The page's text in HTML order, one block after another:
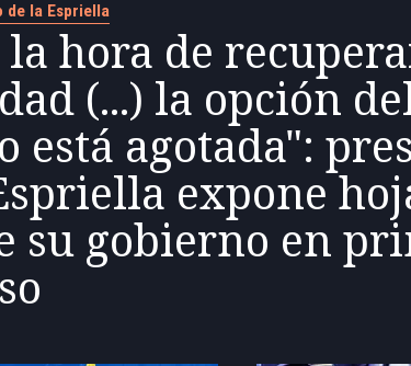
de la Espriella
hora de
(...) la opción
está agotada":
expone
su gobierno en